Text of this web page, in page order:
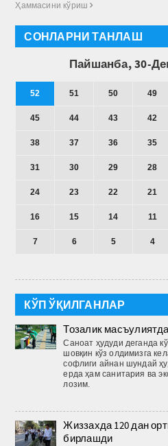
Ҳаммасини кўриш 
СОНЛАРНИ ТАНЛАШ
Пайшанба, 30-
52 51 50 49
45 44 43 42
38 37 36 35
31 30 29 28
24 23 22 21
16 15 14 11
7 6 5 4
КЎП ЎҚИЛГАНЛАР
Тозалик
Саноат ҳудуди деганда
шовқин кўз олдимизга
софлиги айнан шундай
ерда ҳам санитария ва
лозим.
Жиззахда 120 дан
бирлашди